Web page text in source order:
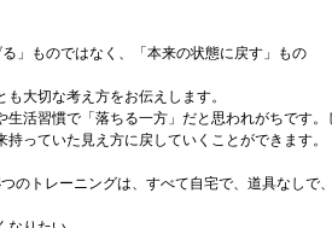
」ものではなく、「本来の状態に戻す」もの
も大切な考え方をお伝えします。
生活習慣で「落ちる一方」だと思われがちです
持っていた見え方に戻していくことができます。
のトレーニングは、すべて自宅で、道具なしで